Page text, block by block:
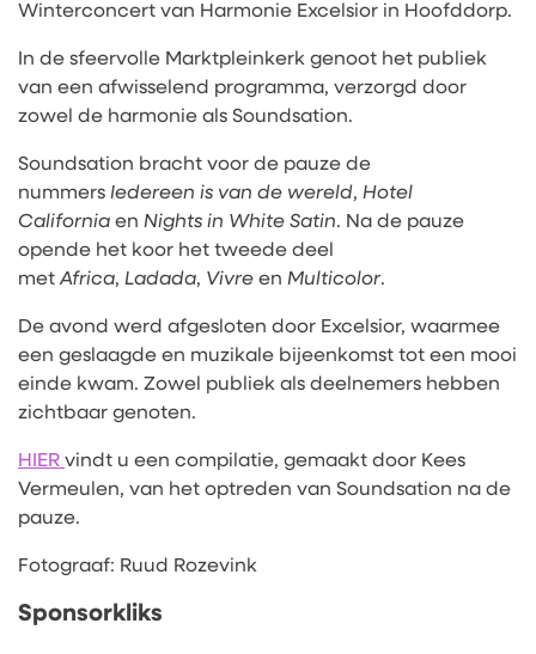
Winterconcert van Harmonie Excelsior in Hoofddorp.
In de sfeervolle Marktpleinkerk genoot het publiek
van een afwisselend programma, verzorgd door
zowel de harmonie als Soundsation.
Soundsation bracht voor de pauze de
nummers Iedereen is van de wereld, Hotel
California en Nights in White Satin. Na de pauze
opende het koor het tweede deel
metAfrica, Ladada, Vivre en Multicolor.
De avond werd afgesloten door Excelsior, waarmee
een geslaagde en muzikale bijeenkomst tot een mooi
einde kwam. Zowel publiek als deelnemers hebben
zichtbaar genoten.
HIER vindt u een compilatie, gemaakt door Kees
Vermeulen, van het optreden van Soundsation na de
pauze.
Fotograaf: Ruud Rozevink
Sponsorkliks